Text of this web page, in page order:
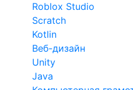
Roblox Studio
Scratch
Kotlin
Веб-дизайн
Unity
Java